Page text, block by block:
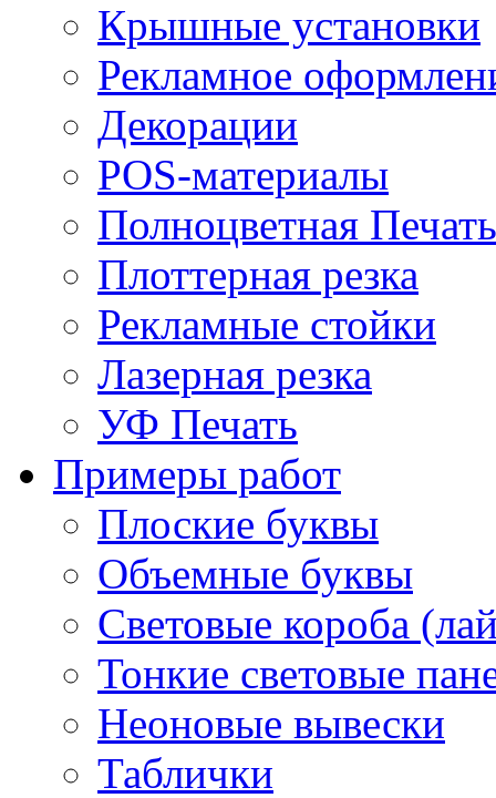
Крышные установки
Рекламное
Декорации
POS-материалы
Полноцветная Печать
Плоттерная резка
Рекламные стойки
Лазерная резка
УФ Печать
Примеры работ
Плоские буквы
Объемные буквы
Световые короба
Тонкие световые
Неоновые вывески
Таблички